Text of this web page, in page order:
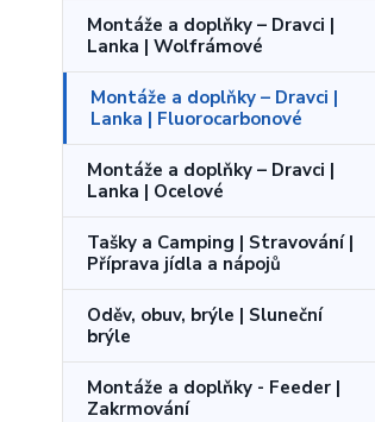
Montáže a doplňky – Dravci |
Lanka | Wolfrámové
Montáže a doplňky – Dravci |
Lanka | Fluorocarbonové
Montáže a doplňky – Dravci |
Lanka | Ocelové
Tašky a Camping | Stravování |
Příprava jídla a nápojů
Oděv, obuv, brýle | Sluneční
brýle
Montáže a doplňky - Feeder |
Zakrmování